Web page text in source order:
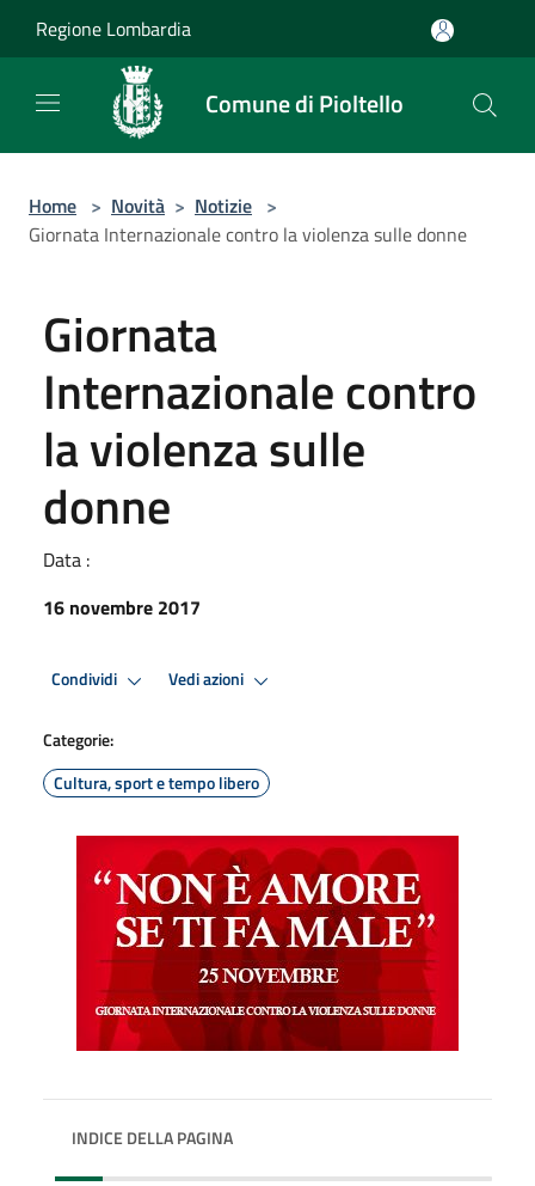
Regione Lombardia
Comune di Pioltello
Home > Novità > Notizie >
Giornata Internazionale contro la violenza sulle donne
Giornata
Internazionale contro
la violenza sulle
donne
Data :
16 novembre 2017
Condividi Vedi azioni
Categorie:
Cultura, sport e tempo libero
INDICE DELLA PAGINA